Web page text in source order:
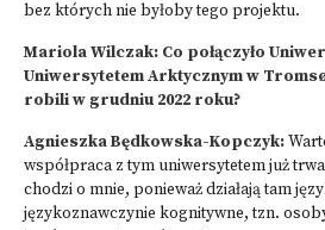
bez których nie byłoby tego projektu.
Mariola Wilczak: Co połączyło
Uniwersytetem Arktycznym w
robili w grudniu 2022 roku?
Agnieszka Będkowska-Kopczyk:
współpraca z tym uniwersytetem już
chodzi o mnie, ponieważ działają tam
językoznawczynie kognitywne, tzn.